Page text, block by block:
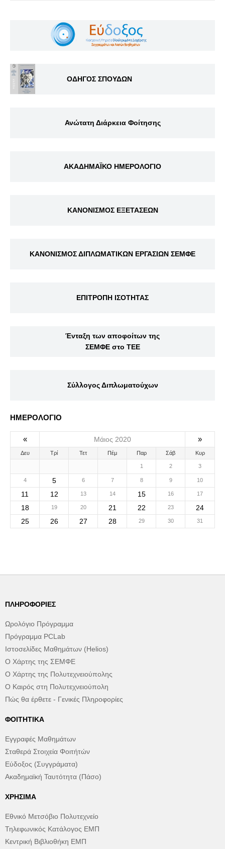
ΟΔΗΓΟΣ ΣΠΟΥΔΩΝ
Ανώτατη Διάρκεια Φοίτησης
ΑΚΑΔΗΜΑΪΚΟ ΗΜΕΡΟΛΟΓΙΟ
ΚΑΝΟΝΙΣΜΟΣ ΕΞΕΤΑΣΕΩΝ
ΚΑΝΟΝΙΣΜΟΣ ΔΙΠΛΩΜΑΤΙΚΩΝ ΕΡΓΑΣΙΩΝ ΣΕΜΦΕ
ΕΠΙΤΡΟΠΗ ΙΣΟΤΗΤΑΣ
Ένταξη των αποφοίτων της
ΣΕΜΦΕ στο ΤΕΕ
Σύλλογος Διπλωματούχων
ΗΜΕΡΟΛΟΓΙΟ
« Μάιος 2020 »
Δευ Τρί Τετ Πέμ Παρ Σάβ Κυρ
1 2 3
4 5 6 7 8 9 10
11 12 13 14 15 16 17
18 19 20 21 22 23
24
25
26 27 28 29 30 31
ΠΛΗΡΟΦΟΡΊΕΣ
Ωρολόγιο Πρόγραμμα
Πρόγραμμα PCLab
Ιστοσελίδες Μαθημάτων (Helios)
Ο Χάρτης της ΣΕΜΦΕ
Ο Χάρτης της Πολυτεχνειούπολης
Ο Καιρός στη Πολυτεχνειούπολη
Πώς θα έρθετε - Γενικές Πληροφορίες
ΦΟΙΤΗΤΙΚΆ
Εγγραφές Μαθημάτων
Σταθερά Στοιχεία Φοιτήτών
Εύδοξος (Συγγράματα)
Ακαδημαϊκή Ταυτότητα (Πάσο)
ΧΡΉΣΙΜΑ
Εθνικό Μετσόβιο Πολυτεχνείο
Τηλεφωνικός Κατάλογος ΕΜΠ
Κεντρική Βιβλιοθήκη ΕΜΠ